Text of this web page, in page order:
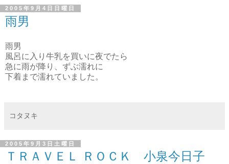
2005年9月4日日曜日
雨男
雨男
風呂に入り牛乳を買いに夜でたら
急に雨が降り、ずぶ濡れに
下着まで濡れていました。
コタヌキ
2005年9月3日土曜日
ＴＲＡＶＥＬ ＲＯＣＫ 小泉今日子